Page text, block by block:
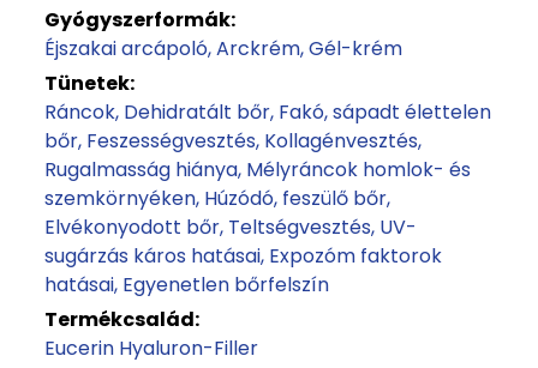
Gyógyszerformák:
Éjszakai arcápoló Arckrém Gél-krém
Tünetek:
Ráncok Dehidratált bőr Fakó, sápadt élettelen
bőr Feszességvesztés Kollagénvesztés
Rugalmasság hiánya Mélyráncok homlok- és
szemkörnyéken Húzódó, feszülő bőr
Elvékonyodott bőr Teltségvesztés UV-
sugárzás káros hatásai Expozóm faktorok
hatásai Egyenetlen bőrfelszín
Termékcsalád:
Eucerin Hyaluron-Filler